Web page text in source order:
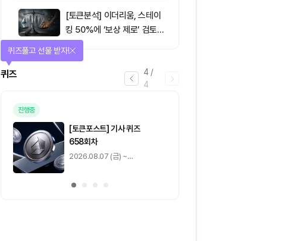
뿐”
[토큰분석] 이더리움, 스테이
킹 50%에 ‘보상 제로’ 검토…
통화정책 개편인가 탈중앙화
역행인가
4 /
4
퀴즈
퀴즈풀고 선물 받자!
진행중
[토큰포스트] 기사 퀴즈
658회차
2026.08.07 (금) ~